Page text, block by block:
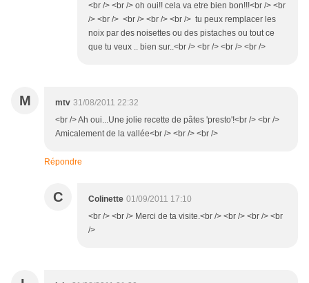
<br /> <br /> oh oui!! cela va etre bien bon!!!<br /> <br
/> <br /> <br /> <br /> <br /> tu peux remplacer les
noix par des noisettes ou des pistaches ou tout ce
que tu veux .. bien sur..<br /> <br /> <br /> <br />
M mtv 31/08/2011 22:32
<br /> Ah oui...Une jolie recette de pâtes 'presto'!<br /> <br />
Amicalement de la vallée<br /> <br /> <br />
Répondre
C Colinette 01/09/2011 17:10
<br /> <br /> Merci de ta visite.<br /> <br /> <br /> <br
/>